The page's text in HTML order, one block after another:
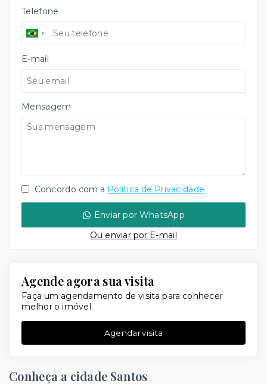
Telefone
E-mail
Mensagem
Concordo com a Política de Privacidade
Enviar por WhatsApp
Ou enviar por E-mail
Agende agora sua visita
Faça um agendamento de visita para conhecer
melhor o imóvel.
Agendar visita
Conheça a cidade Santos